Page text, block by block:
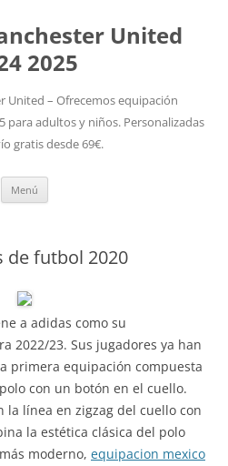
United
2025
United – Ofrecemos equipación
para adultos y niños. Personalizadas
gratis desde 69€.
Menú
futbol 2020
a adidas como su
2022/23. Sus jugadores ya han
primera equipación compuesta
con un botón en el cuello.
la línea en zigzag del cuello con
la estética clásica del polo
moderno, equipacion mexico